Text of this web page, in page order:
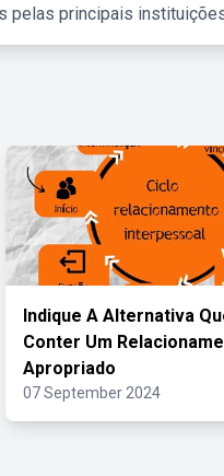
pelas principais
Indique A Alternativa
Conter Um
Apropriado
07 September 2024